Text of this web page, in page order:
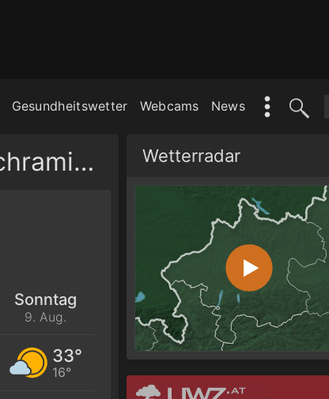
Gesundheitswetter Webcams News
Wetter am Wochenende | Reichraming
Sonntag
9. Aug.
33°
16°
Wetterradar